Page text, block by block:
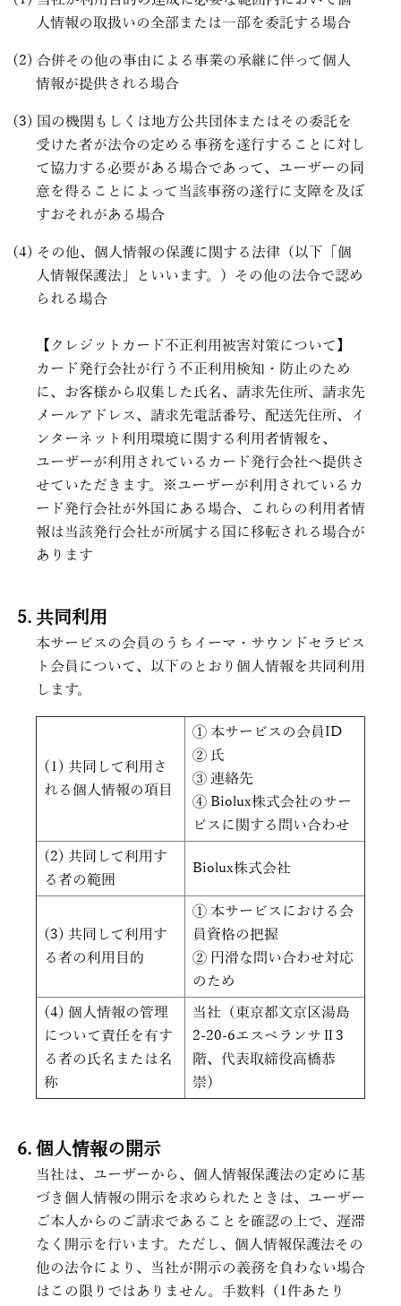
人情報の取扱いの全部または一部を委託する場合
合併その他の事由による事業の承継に伴って個人
情報が提供される場合
国の機関もしくは地方公共団体またはその委託を
受けた者が法令の定める事務を遂行することに対し
て協力する必要がある場合であって、ユーザーの同
意を得ることによって当該事務の遂行に支障を及ぼ
すおそれがある場合
その他、個人情報の保護に関する法律（以下「個
人情報保護法」といいます。）その他の法令で認め
られる場合
【クレジットカード不正利用被害対策について】
カード発行会社が行う不正利用検知・防止のため
に、お客様から収集した氏名、請求先住所、請求先
メールアドレス、請求先電話番号、配送先住所、イ
ンターネット利用環境に関する利用者情報を、
ユーザーが利用されているカード発行会社へ提供さ
せていただきます。※ユーザーが利用されているカ
ード発行会社が外国にある場合、これらの利用者情
報は当該発行会社が所属する国に移転される場合が
あります
共同利用
本サービスの会員のうちイーマ・サウンドセラピス
ト会員について、以下のとおり個人情報を共同利用
します。
(1) 共同して利用さ
れる個人情報の項目
① 本サービスの会員ID
② 氏
③ 連絡先
④ Biolux株式会社のサー
ビスに関する問い合わせ
(2) 共同して利用す
る者の範囲
Biolux株式会社
(3) 共同して利用す
る者の利用目的
① 本サービスにおける会
員資格の把握
② 円滑な問い合わせ対応
のため
(4) 個人情報の管理
について責任を有す
る者の氏名または名
称
当社（東京都文京区湯島
2-20-6エスペランサⅡ3
階、代表取締役高橋恭
崇）
個人情報の開示
当社は、ユーザーから、個人情報保護法の定めに基
づき個人情報の開示を求められたときは、ユーザー
ご本人からのご請求であることを確認の上で、遅滞
なく開示を行います。ただし、個人情報保護法その
他の法令により、当社が開示の義務を負わない場合
はこの限りではありません。手数料（1件あたり